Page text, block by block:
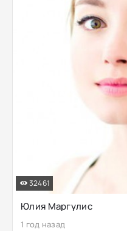
Юлия Маргулис
1 год назад
32461